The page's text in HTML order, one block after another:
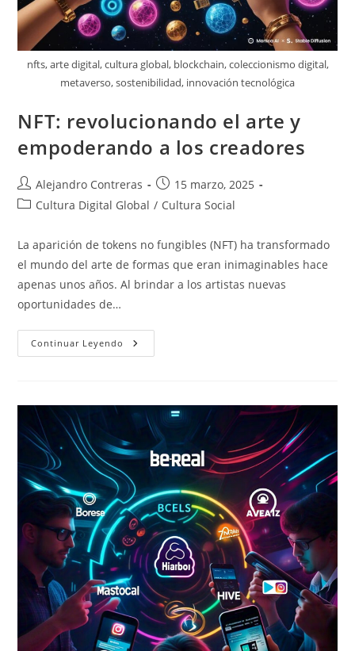
nfts, arte digital, cultura global, blockchain, coleccionismo digital,
metaverso, sostenibilidad, innovación tecnológica
NFT: revolucionando el arte y
empoderando a los creadores
Autor
de
Alejandro Contreras
Entrada
publicada:
15 marzo, 2025
Categoría
la
entrada:
Cultura Digital Global / Cultura Social
La aparición de tokens no fungibles (NFT) ha transformado
el mundo del arte de formas que eran inimaginables hace
apenas unos años. Al brindar a los artistas nuevas
oportunidades de…
Continuar Leyendo NFT:
Revolucionando
A
Los
Creadores